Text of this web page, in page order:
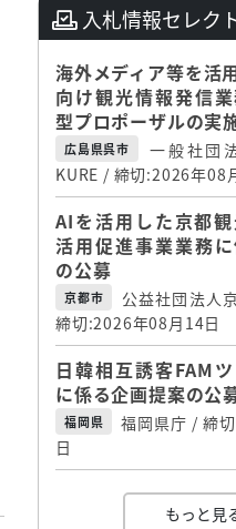
入札情報セレク
海外メディア等を活
向け観光情報発信
型プロポーザルの実
広島県呉市
一般社団
KURE / 締切:2026年08
AIを活用した京都
活用促進事業業務
の公募
京都市
公益社団法人
締切:2026年08月14日
日韓相互誘客FAM
に係る企画提案の公
福岡県
福岡県庁 / 締
日
もっと見